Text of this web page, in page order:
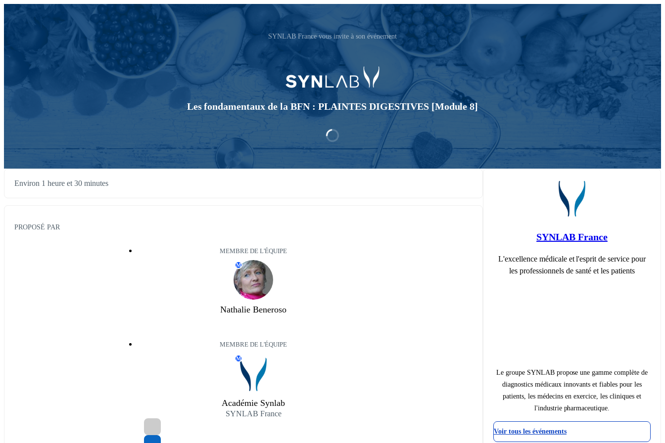
SYNLAB France vous invite à son événement
Les fondamentaux de la BFN : PLAINTES DIGESTIVES [Module 8]
Environ 1 heure et 30 minutes
PROPOSÉ PAR
MEMBRE DE L'ÉQUIPE
M
Nathalie Beneroso
MEMBRE DE L'ÉQUIPE
M
Académie Synlab
SYNLAB France
SYNLAB France
L'excellence médicale et l'esprit de service pour
les professionnels de santé et les patients
Le groupe SYNLAB propose une gamme complète de
diagnostics médicaux innovants et fiables pour les
patients, les médecins en exercice, les cliniques et
l'industrie pharmaceutique.
Voir tous les événements